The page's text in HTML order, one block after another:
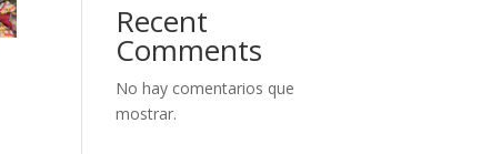
Recent
Comments
No hay comentarios que
mostrar.